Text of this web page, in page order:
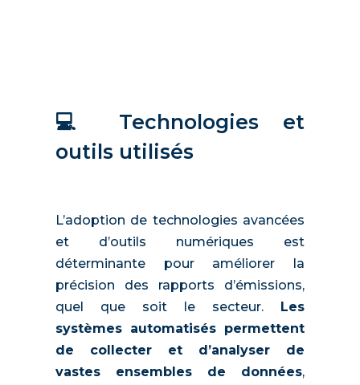
💻 Technologies et
outils utilisés
L’adoption de technologies avancées
et d’outils numériques est
déterminante pour améliorer la
précision des rapports d’émissions,
quel que soit le secteur. Les
systèmes automatisés permettent
de collecter et d’analyser de
vastes ensembles de données,